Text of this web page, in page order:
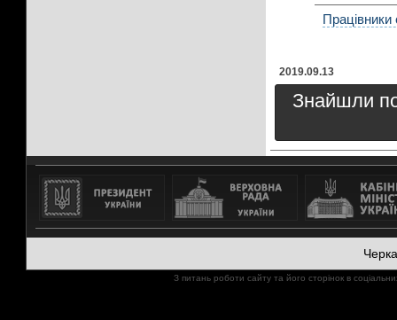
2019.09.13
Знайшли
З питань роботи сайту та його сторінок в